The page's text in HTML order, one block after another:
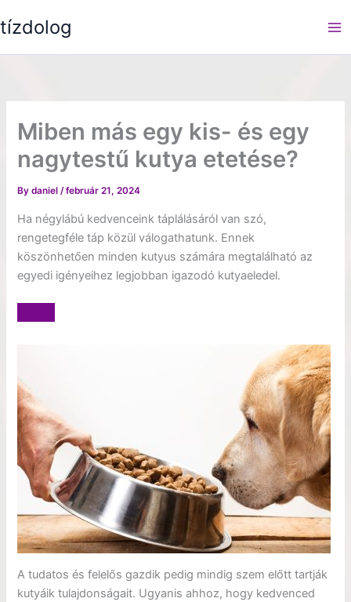
to
tízdolog
Miben más egy kis- és egy
nagytestű kutya etetése?
Bydaniel/február 21, 2024
Ha négylábú kedvenceink táplálásáról van szó,
rengetegféle táp közül válogathatunk. Ennek
köszönhetően minden kutyus számára megtalálható az
egyedi igényeihez legjobban igazodó kutyaeledel.
A tudatos és felelős gazdik pedig mindig szem előtt tartják
kutyáik tulajdonságait. Ugyanis ahhoz, hogy kedvenced